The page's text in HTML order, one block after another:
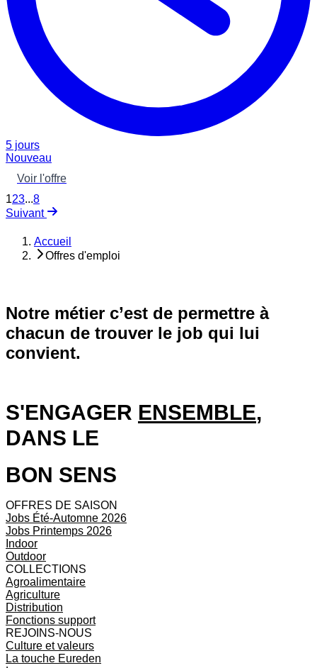
5 jours
Nouveau
Voir l'offre
123...8
Suivant
Accueil
Offres d'emploi
Notre métier c’est de permettre à
chacun de trouver le job qui lui
convient.
S'ENGAGER ENSEMBLE,
DANS LE
BON SENS
OFFRES DE SAISON
Jobs Été-Automne 2026
Jobs Printemps 2026
Indoor
Outdoor
COLLECTIONS
Agroalimentaire
Agriculture
Distribution
Fonctions support
REJOINS-NOUS
Culture et valeurs
La touche Eureden